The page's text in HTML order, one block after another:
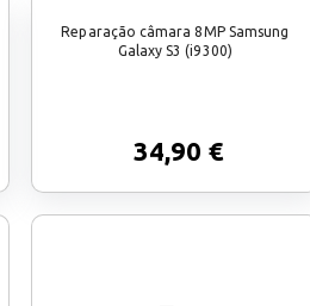
Reparação câmara 8MP Samsung
Galaxy S3 (i9300)
34,90 €